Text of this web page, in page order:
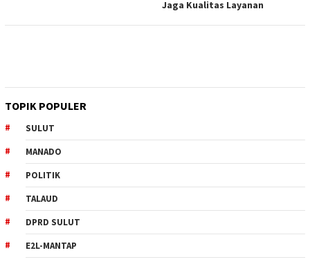
Jaga Kualitas Layanan
TOPIK POPULER
SULUT
MANADO
POLITIK
TALAUD
DPRD SULUT
E2L-MANTAP